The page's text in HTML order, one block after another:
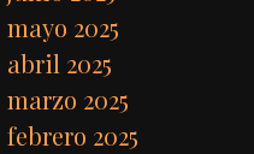
mayo 2025
abril 2025
marzo 2025
febrero 2025